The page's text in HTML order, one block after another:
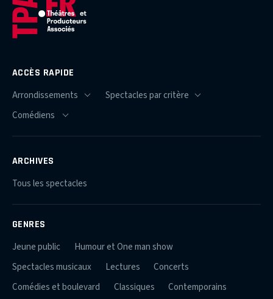
ACCÈS RAPIDE
ARCHIVES
Tous les spectacles
GENRES
Jeune public
Humour et One man show
Spectacles musicaux
Lectures
Concerts
Comédies et boulevard
Classiques
Contemporains